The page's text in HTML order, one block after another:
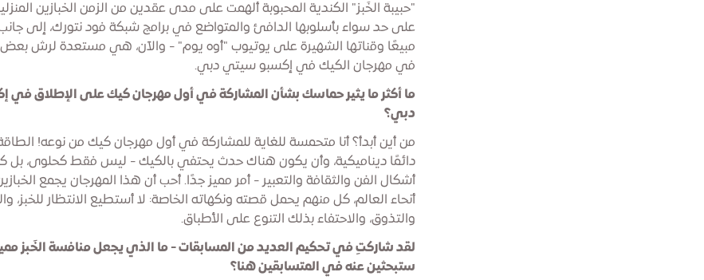
"حبيبة الخَبز" الكندية المحبوبة ألهمت على مدى عقدين من الزمن الخبازين
على حد سواء بأسلوبها الدافئ والمتواضع في برامج شبكة فود نتورك، إلى جانب
مبيعًا وقناتها الشهيرة على يوتيوب "أوه يوم" - والآن، هي مستعدة لرش
في مهرجان الكيك في إكسبو سيتي دبي.
ما أكثر ما يثير حماسك بشأن المشاركة في أول مهرجان كيك على الإطلاق
دبي؟
من أين أبدأ؟ أنا متحمسة للغاية للمشاركة في أول مهرجان كيك من نوعه!
دائمًا ديناميكية، وأن يكون هناك حدث يحتفي بالكيك - ليس فقط كحلوى،
أشكال الفن والثقافة والتعبير - أمر مميز جدًا. أحب أن هذا المهرجان يجمع
أنحاء العالم، كل منهم يحمل قصته ونكهاته الخاصة: لا أستطيع الانتظار للخبز،
والتذوق، والاحتفاء بذلك التنوع على الأطباق.
لقد شاركتِ في تحكيم العديد من المسابقات - ما الذي يجعل منافسة الخَبز
ستبحثين عنه في المتسابقين هنا؟